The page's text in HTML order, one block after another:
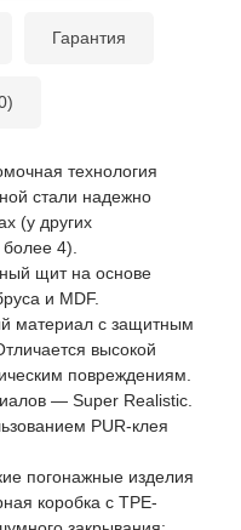
Гарантия
технология
стали надежно
(у других
4).
щит на основе
и MDF.
материал с защитным
высокой
повреждениям.
— Super Realistic.
PUR-клея
погонажные изделия
коробка с TPE-